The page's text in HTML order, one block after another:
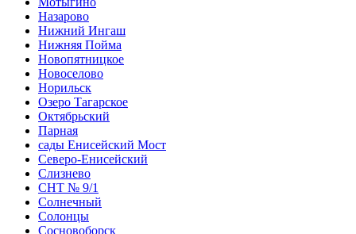
Назарово
Нижний Ингаш
Нижняя Пойма
Новопятницкое
Новоселово
Норильск
Озеро Тагарское
Октябрьский
Парная
сады Енисейский Мост
Северо-Енисейский
Слизнево
СНТ № 9/1
Солнечный
Солонцы
Сосновоборск